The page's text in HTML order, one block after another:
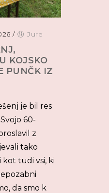
/ Jure
KOJSKO
PUNČK IZ
je bil res
60-
z
tako
kot tudi vsi, ki
da smo k